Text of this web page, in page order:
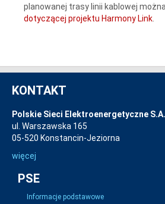
planowanej trasy linii kablowej
dotyczącej projektu Harmony Link
KONTAKT
Polskie Sieci Elektroenergetyczne S.A.
ul. Warszawska 165
05-520 Konstancin-Jeziorna
więcej
PSE
Informacje podstawowe